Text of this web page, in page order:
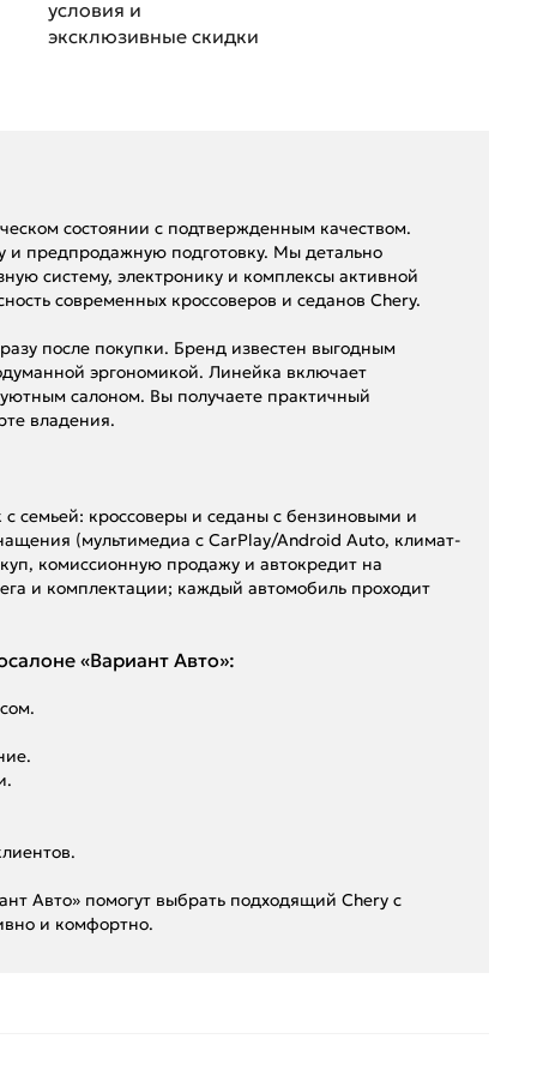
условия и
эксклюзивные скидки
состоянии с подтвержденным качеством.
предпродажную подготовку. Мы детально
систему, электронику и комплексы активной
современных кроссоверов и седанов Chery.
после покупки. Бренд известен выгодным
эргономикой. Линейка включает
салоном. Вы получаете практичный
владения.
семьей: кроссоверы и седаны с бензиновыми и
(мультимедиа с CarPlay/Android Auto, климат-
комиссионную продажу и автокредит на
и комплектации; каждый автомобиль проходит
«Вариант Авто»:
Авто» помогут выбрать подходящий Chery с
и комфортно.